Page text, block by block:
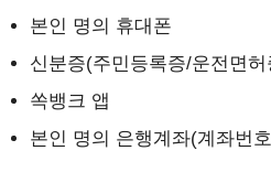
본인 명의 휴대폰
신분증(주민등록증/운전면
쏙뱅크 앱
본인 명의 은행계좌(계좌번